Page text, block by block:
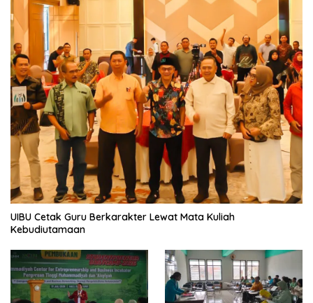
UIBU Cetak Guru Berkarakter Lewat Mata Kuliah
Kebudiutamaan